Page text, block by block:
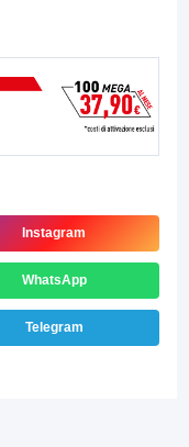
Instagram
WhatsApp
Telegram